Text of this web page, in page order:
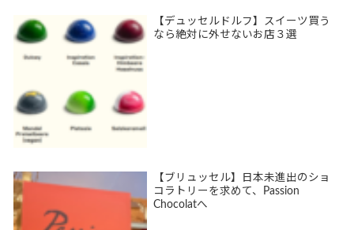
【デュッセルドルフ】スイーツ買う
なら絶対に外せないお店３選
【ブリュッセル】日本未進出のショ
コラトリーを求めて、Passion
Chocolatへ